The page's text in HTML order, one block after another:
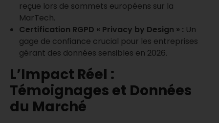
reçue lors de sommets européens sur la
MarTech.
Certification RGPD « Privacy by Design » : Un
gage de confiance crucial pour les entreprises
gérant des données sensibles en 2026.
L’Impact Réel :
Témoignages et Données
du Marché